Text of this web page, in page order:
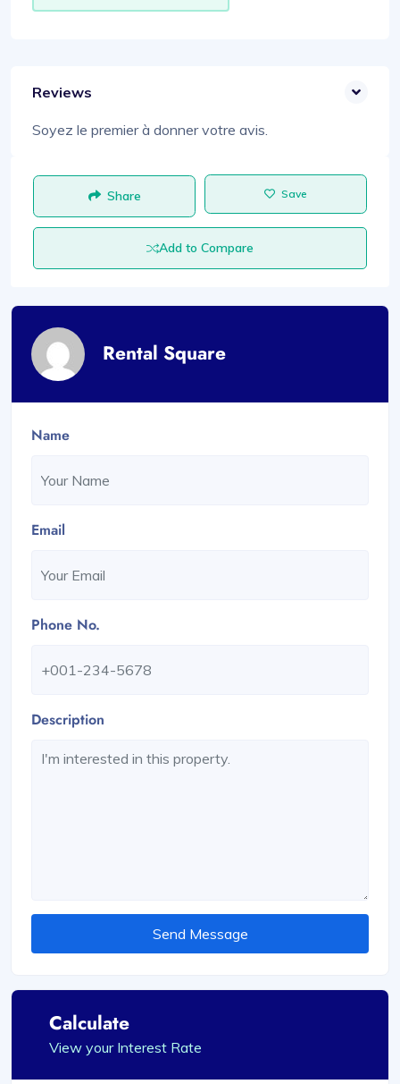
Reviews
Soyez le premier à donner votre avis.
Share Save
Add to Compare
Rental Square
Name
Email
Phone No.
Description
Send Message
Calculate
View your Interest Rate